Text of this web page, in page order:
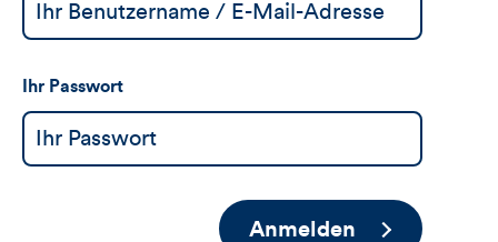
Ihr Passwort
Anmelden